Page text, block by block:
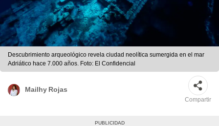
Descubrimiento arqueológico revela ciudad neolítica sumergida en el mar
Adriático hace 7.000 años. Foto: El Confidencial
Mailhy Rojas
Compartir